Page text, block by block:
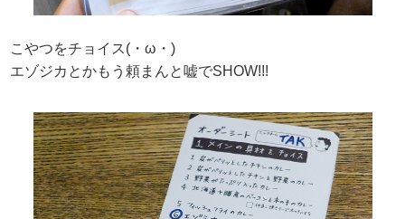
こやつをチョイス(・ω・)
エゾジカとかもう頼まんと嘘でSHOW!!!